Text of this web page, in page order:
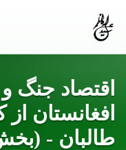
اقتصاد جنگ
افغانستان
طالبان -